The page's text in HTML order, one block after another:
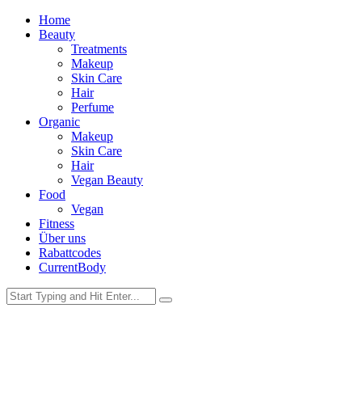
Home
Beauty
Treatments
Makeup
Skin Care
Hair
Perfume
Organic
Makeup
Skin Care
Hair
Vegan Beauty
Food
Vegan
Fitness
Über uns
Rabattcodes
CurrentBody